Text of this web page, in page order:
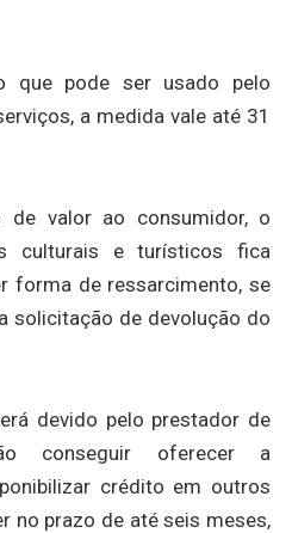
que pode ser usado pelo
a medida vale até 31
de valor ao consumidor, o
culturais e turísticos fica
forma de ressarcimento, se
solicitação de devolução do
devido pelo prestador de
conseguir oferecer a
crédito em outros
no prazo de até seis meses,